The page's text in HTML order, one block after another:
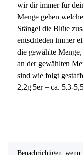
wir dir immer für
Menge geben
Stängel die Blüte
entschieden immer
die gewählte
an der gewählten
sind wie folgt
2,2g 5er = ca. 5,3-
Benachrichtigen, wenn